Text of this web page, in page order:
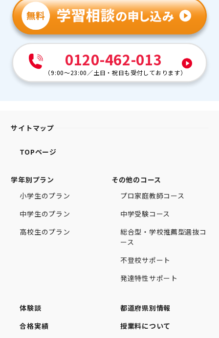
0120-462-013
（9:00～23:00 ／土日・祝日も受付しております）
サイトマップ
TOPページ
学年別プラン
小学生のプラン
中学生のプラン
高校生のプラン
その他のコース
プロ家庭教師コース
中学受験コース
総合型・学校推薦型選抜コ
ース
不登校サポート
発達特性サポート
体験談
合格実績
都道府県別情報
授業料について